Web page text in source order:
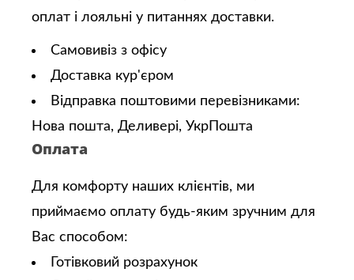
оплат і лояльні у питаннях доставки.
Самовивіз з офісу
Доставка кур'єром
Відправка поштовими перевізниками:
Нова пошта, Деливері, УкрПошта
Оплата
Для комфорту наших клієнтів, ми
приймаємо оплату будь-яким зручним для
Вас способом:
Готівковий розрахунок